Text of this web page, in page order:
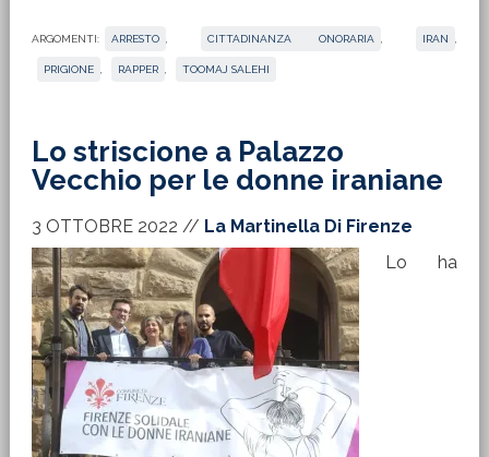
ARGOMENTI: ARRESTO CITTADINANZA ONORARIA IRAN
PRIGIONE RAPPER TOOMAJ SALEHI
Lo striscione a Palazzo
Vecchio per le donne iraniane
3 OTTOBRE 2022 // La Martinella Di Firenze
Lo ha